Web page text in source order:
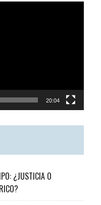
20:04
¿JUSTICIA O